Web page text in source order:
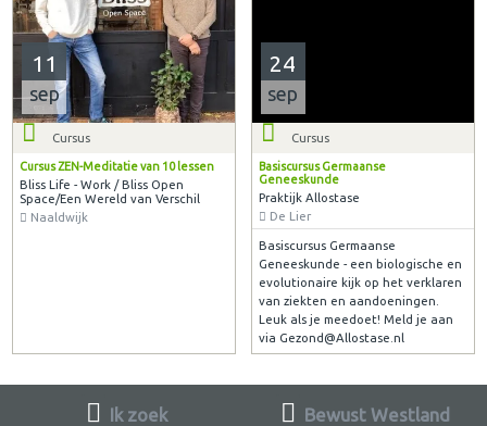
11
sep
Cursus
Cursus ZEN-Meditatie van 10 lessen
Bliss Life - Work / Bliss Open
Space/Een Wereld van Verschil
Naaldwijk
24
sep
Cursus
Basiscursus Germaanse
Geneeskunde
Praktijk Allostase
De Lier
Basiscursus Germaanse
Geneeskunde - een biologische en
evolutionaire kijk op het verklaren
van ziekten en aandoeningen.
Leuk als je meedoet! Meld je aan
via Gezond@Allostase.nl
Ik zoek Bewust Westland